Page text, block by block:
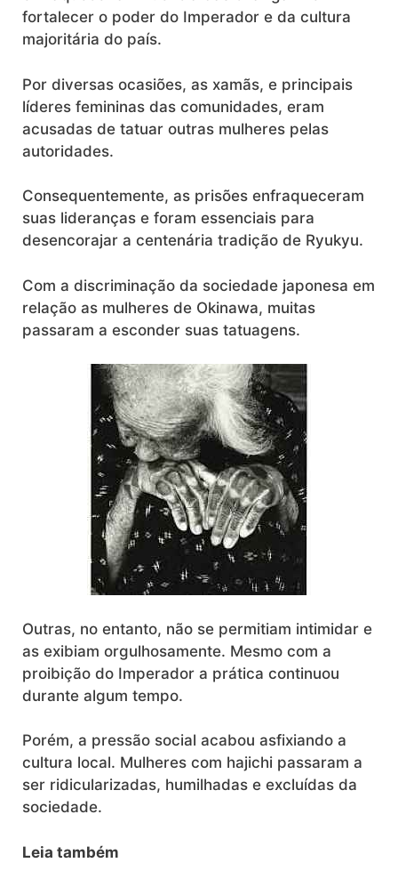
fortalecer o poder do Imperador e da cultura
majoritária do país.
Por diversas ocasiões, as xamãs, e principais
líderes femininas das comunidades, eram
acusadas de tatuar outras mulheres pelas
autoridades.
Consequentemente, as prisões enfraqueceram
suas lideranças e foram essenciais para
desencorajar a centenária tradição de Ryukyu.
Com a discriminação da sociedade japonesa em
relação as mulheres de Okinawa, muitas
passaram a esconder suas tatuagens.
Outras, no entanto, não se permitiam intimidar e
as exibiam orgulhosamente. Mesmo com a
proibição do Imperador a prática continuou
durante algum tempo.
Porém, a pressão social acabou asfixiando a
cultura local. Mulheres com hajichi passaram a
ser ridicularizadas, humilhadas e excluídas da
sociedade.
Leia também